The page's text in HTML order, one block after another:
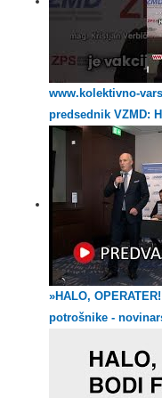
www.kolektivno-
predsednik VZMD:
»HALO,
potrošnike -